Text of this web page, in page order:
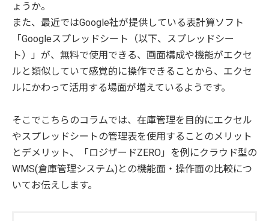
ょうか。
また、最近ではGoogle社が提供している表計算ソフト
「Googleスプレッドシート（以下、スプレッドシー
ト）」が、無料で使用できる、画面構成や機能がエクセ
ルと類似していて感覚的に操作できることから、エクセ
ルにかわって活用する場面が増えているようです。
そこでこちらのコラムでは、在庫管理を目的にエクセル
やスプレッドシートの管理表を使用することのメリット
とデメリット、「ロジザードZERO」を例にクラウド型の
WMS(倉庫管理システム)との機能面・操作面の比較につ
いてお伝えします。